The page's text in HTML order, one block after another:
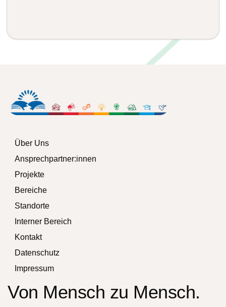
Über Uns
Ansprechpartner:innen
Projekte
Bereiche
Standorte
Interner Bereich
Kontakt
Datenschutz
Impressum
Von Mensch zu Mensch.